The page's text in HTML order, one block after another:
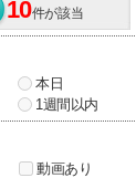
10件が該当
本日
1週間以内
動画あり